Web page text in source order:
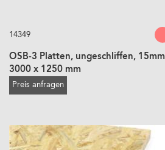
14349
OSB-3 Platten, ungeschliffen, 15mm
3000 x 1250 mm
Preis anfragen